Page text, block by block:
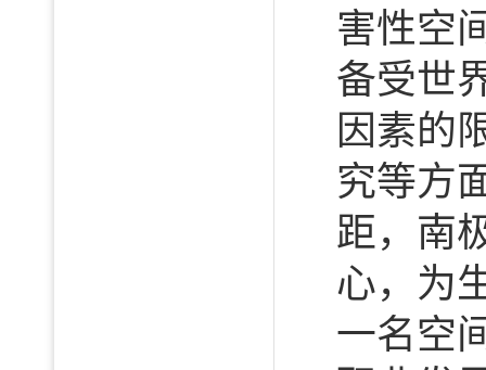
害性空
备受世
因素的
究等方
距，南
心，为
一名空